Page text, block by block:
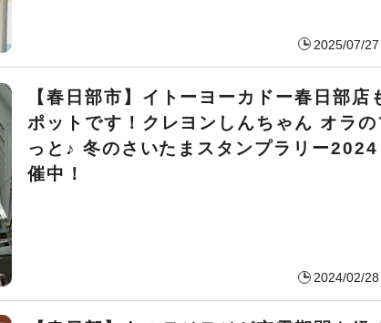
2025/07/
【春日部市】イトーヨーカドー春日部店
ポットです！クレヨンしんちゃん オラの
っと♪ 冬のさいたまスタンプラリー2024
催中！
2024/02/